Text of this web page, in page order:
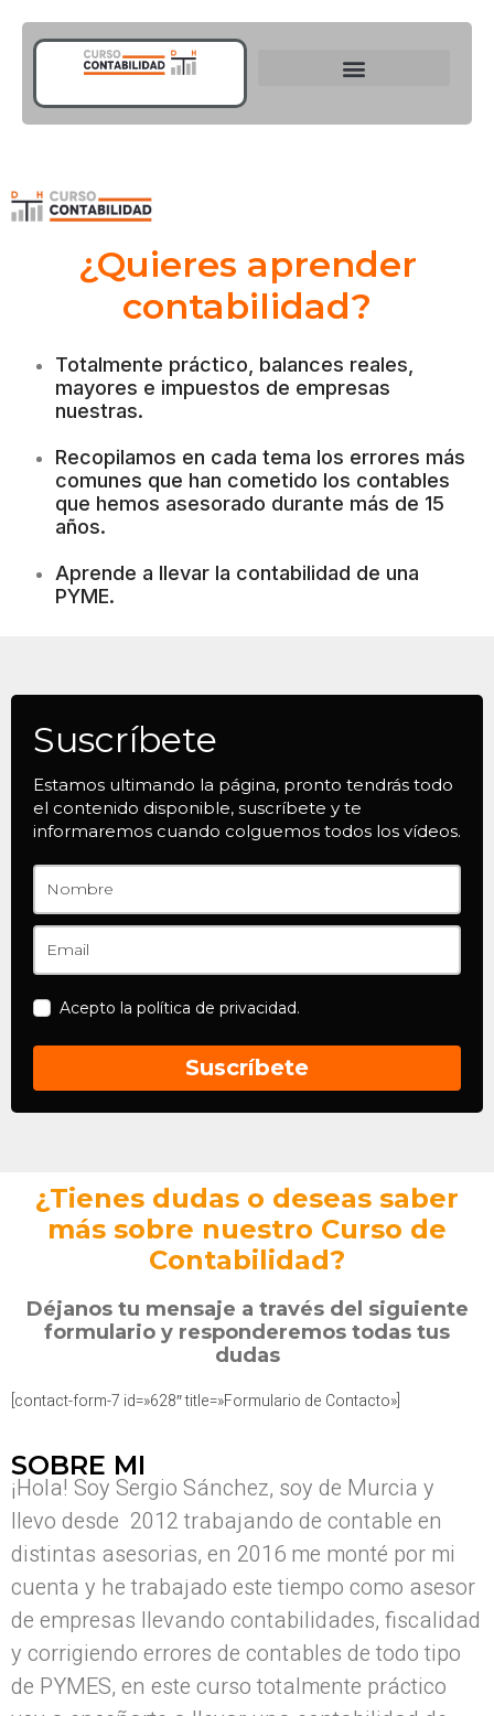
¿Quieres aprender
contabilidad?
Totalmente práctico, balances reales,
mayores e impuestos de empresas
nuestras.
Recopilamos en cada tema los errores más
comunes que han cometido los contables
que hemos asesorado durante más de 15
años.
Aprende a llevar la contabilidad de una
PYME.
Suscríbete
Estamos ultimando la página, pronto tendrás todo
el contenido disponible, suscríbete y te
informaremos cuando colguemos todos los vídeos.
Acepto la política de privacidad.
Suscríbete
¿Tienes dudas o deseas saber
más sobre nuestro Curso de
Contabilidad?
Déjanos tu mensaje a través del siguiente
formulario y responderemos todas tus
dudas
[contact-form-7 id=»628″ title=»Formulario de Contacto»]
SOBRE MI
¡Hola! Soy Sergio Sánchez, soy de Murcia y
llevo desde 2012 trabajando de contable en
distintas asesorias, en 2016 me monté por mi
cuenta y he trabajado este tiempo como asesor
de empresas llevando contabilidades, fiscalidad
y corrigiendo errores de contables de todo tipo
de PYMES, en este curso totalmente práctico